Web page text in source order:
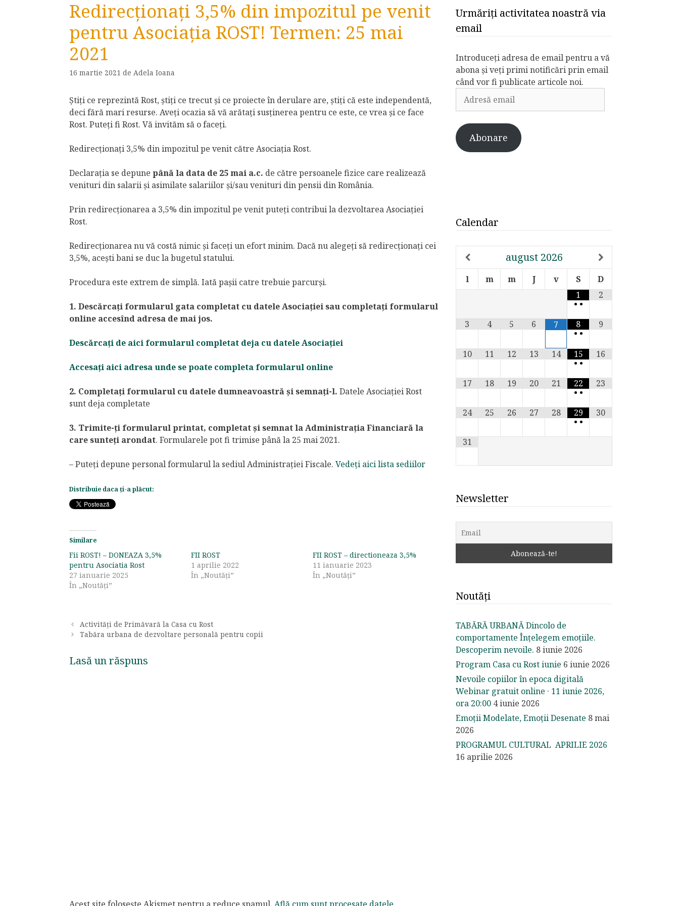
Redirecţionați 3,5% din impozitul pe venit
pentru Asociația ROST! Termen: 25 mai
2021
16 martie 2021 de Adela Ioana
Știți ce reprezintă Rost, știți ce trecut și ce proiecte în derulare are, știți că este independentă,
deci fără mari resurse. Aveți ocazia să vă arătați susținerea pentru ce este, ce vrea și ce face
Rost. Puteți fi Rost. Vă invităm să o faceți.
Redirecţionați 3,5% din impozitul pe venit către Asociația Rost.
Declarația se depune până la data de 25 mai a.c. de către persoanele fizice care realizează
venituri din salarii și asimilate salariilor și/sau venituri din pensii din România.
Prin redirecţionarea a 3,5% din impozitul pe venit puteţi contribui la dezvoltarea Asociației
Rost.
Redirecţionarea nu vă costă nimic și faceți un efort minim. Dacă nu alegeți să redirecţionați cei
3,5%, aceşti bani se duc la bugetul statului.
Procedura este extrem de simplă. Iată paşii catre trebuie parcurşi.
1. Descărcați formularul gata completat cu datele Asociaţiei sau completați formularul
online accesînd adresa de mai jos.
Descărcați de aici formularul completat deja cu datele Asociației
Accesați aici adresa unde se poate completa formularul online
2. Completați formularul cu datele dumneavoastră și semnați-l. Datele Asociaţiei Rost
sunt deja completate
3. Trimite-ți formularul printat, completat şi semnat la Administraţia Financiară la
care sunteți arondat. Formularele pot fi trimise până la 25 mai 2021.
– Puteţi depune personal formularul la sediul Administraţiei Fiscale. Vedeți aici lista sediilor
Distribuie daca ți-a plăcut:
Similare
Fii ROST! – DONEAZA 3,5%
pentru Asociatia Rost
27 ianuarie 2025
În „Noutăți”
FII ROST
1 aprilie 2022
În „Noutăți”
FII ROST – directioneaza 3,5%
11 ianuarie 2023
În „Noutăți”
Activități de Primăvară la Casa cu Rost
Tabăra urbana de dezvoltare personală pentru copii
Lasă un răspuns
Urmăriți activitatea noastră via
email
Introduceți adresa de email pentru a vă
abona și veți primi notificări prin email
când vor fi publicate articole noi.
Adresă
email
Abonare
Calendar
august 2026
l m m J v S
D
1
• •
2
3 4 5 6 7
8
• •
9
10 11 12 13 14
15
• •
16
17 18 19 20 21
22
• •
23
24 25 26 27 28
29
• •
30
31
Newsletter
Noutăți
TABĂRĂ URBANĂ Dincolo de
comportamente Înțelegem emoțiile.
Descoperim nevoile. 8 iunie 2026
Program Casa cu Rost iunie 6 iunie 2026
Nevoile copiilor în epoca digitală
Webinar gratuit online · 11 iunie 2026,
ora 20:00 4 iunie 2026
Emoții Modelate, Emoții Desenate 8 mai
2026
PROGRAMUL CULTURAL APRILIE 2026
16 aprilie 2026